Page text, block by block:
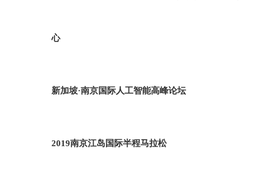
心
新加坡·南京国际人工智能高峰论坛
2019南京江岛国际半程马拉松